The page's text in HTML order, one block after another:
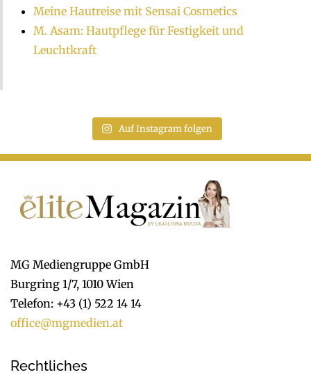
Meine Hautreise mit Sensai Cosmetics
M. Asam: Hautpflege für Festigkeit und
Leuchtkraft
Auf Instagram folgen
MG Mediengruppe GmbH
Burgring 1/7, 1010 Wien
Telefon: +43 (1) 522 14 14
office@mgmedien.at
Rechtliches